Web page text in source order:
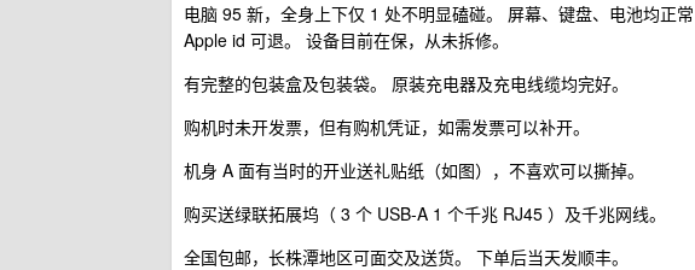
电脑 95 新，全身上下仅 1 处不明显磕碰。 屏幕、键盘、电池均正
Apple id 可退。 设备目前在保，从未拆修。
有完整的包装盒及包装袋。 原装充电器及充电线缆均完好。
购机时未开发票，但有购机凭证，如需发票可以补开。
机身 A 面有当时的开业送礼贴纸（如图），不喜欢可以撕掉。
购买送绿联拓展坞（ 3 个 USB-A 1 个千兆 RJ45 ）及千兆网线。
全国包邮，长株潭地区可面交及送货。 下单后当天发顺丰。